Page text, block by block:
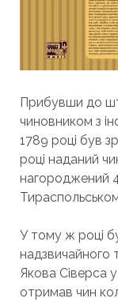
Прибувши до
чиновником з
1789 році був
році наданий
нагороджений
У тому ж році
надзвичайного
Якова Сіверса
отримав чин